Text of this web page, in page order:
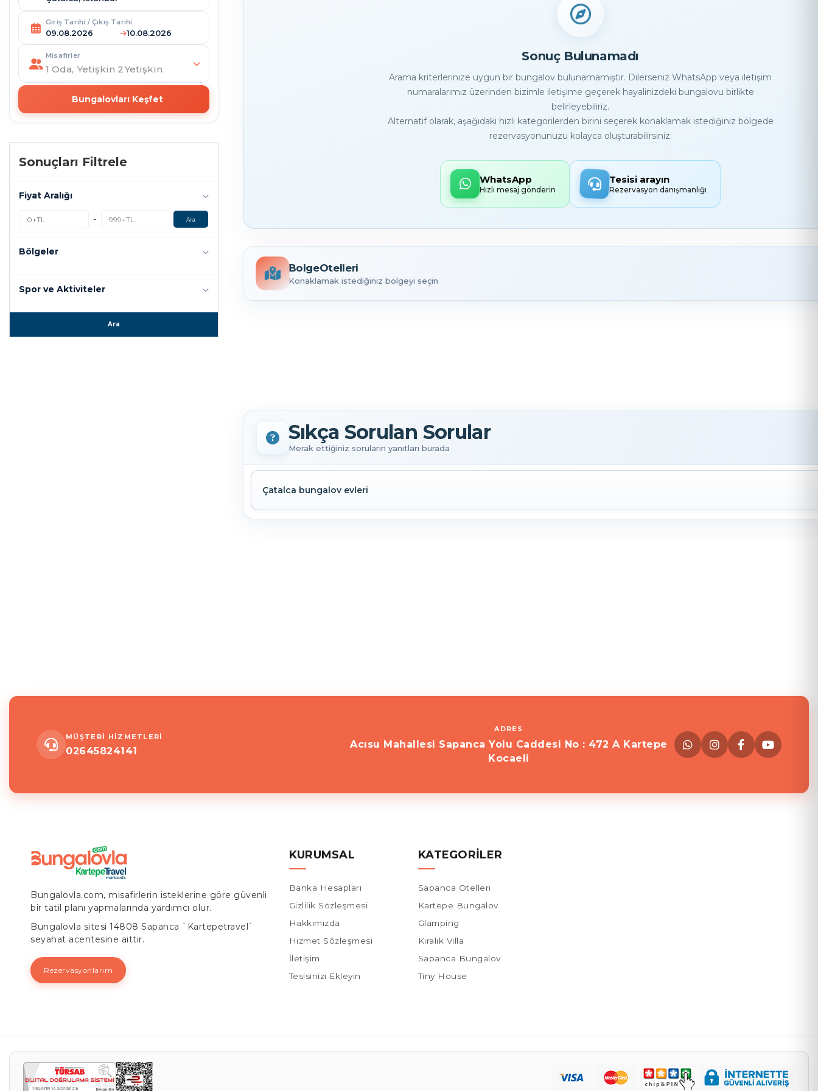
Giriş Tarihi / Çıkış Tarihi
Misafirler
1 Oda, Yetişkin 2Yetişkin
Bungalovları Keşfet
Sonuçları Filtrele
Fiyat Aralığı
- Ara
Bölgeler
Spor ve Aktiviteler
Ara
Sonuç Bulunamadı
Arama kriterlerinize uygun bir bungalov bulunamamıştır. Dilerseniz WhatsApp veya iletişim
numaralarımız üzerinden bizimle iletişime geçerek hayalinizdeki bungalovu birlikte
belirleyebiliriz.
Alternatif olarak, aşağıdaki hızlı kategorilerden birini seçerek konaklamak istediğiniz bölgede
rezervasyonunuzu kolayca oluşturabilirsiniz.
WhatsApp
Hızlı mesaj gönderin
Tesisi arayın
Rezervasyon danışmanlığı
BolgeOtelleri
Konaklamak istediğiniz bölgeyi seçin
Sıkça Sorulan Sorular
Merak ettiğiniz soruların yanıtları burada
Çatalca bungalov evleri
MÜŞTERİ HİZMETLERİ
02645824141
ADRES
Acısu Mahallesi Sapanca Yolu Caddesi No : 472 A Kartepe
Kocaeli
Bungalovla.com, misafirlerin isteklerine göre güvenli
bir tatil planı yapmalarında yardımcı olur.
Bungalovla sitesi 14808 Sapanca `Kartepetravel`
seyahat acentesine aittir.
Rezervasyonlarım
KURUMSAL
Banka Hesapları
Gizlilik Sözleşmesi
Hakkımızda
Hizmet Sözleşmesi
İletişim
Tesisinizi Ekleyin
KATEGORILER
Sapanca Otelleri
Kartepe Bungalov
Glamping
Kiralık Villa
Sapanca Bungalov
Tiny House